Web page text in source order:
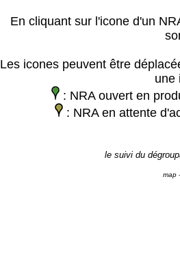
En cliquant sur l'icone d'un
Les icones peuvent être
une
: NRA ouvert en
: NRA en attente
le suivi du
map